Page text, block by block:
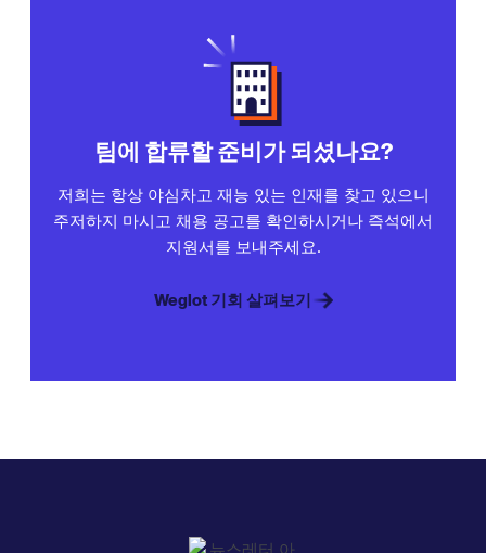
팀에 합류할 준비가 되셨나요?
저희는 항상 야심차고 재능 있는 인재를 찾고 있으니
주저하지 마시고 채용 공고를 확인하시거나 즉석에서
지원서를 보내주세요.
Weglot 기회 살펴보기